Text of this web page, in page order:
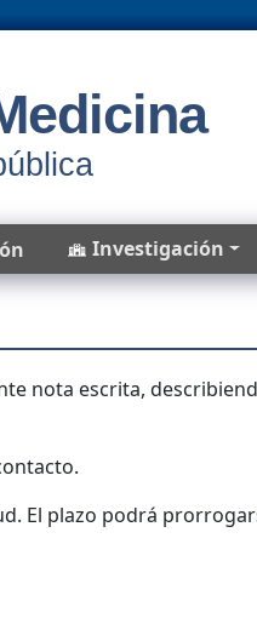
Investigación
nota escrita,
El plazo podrá